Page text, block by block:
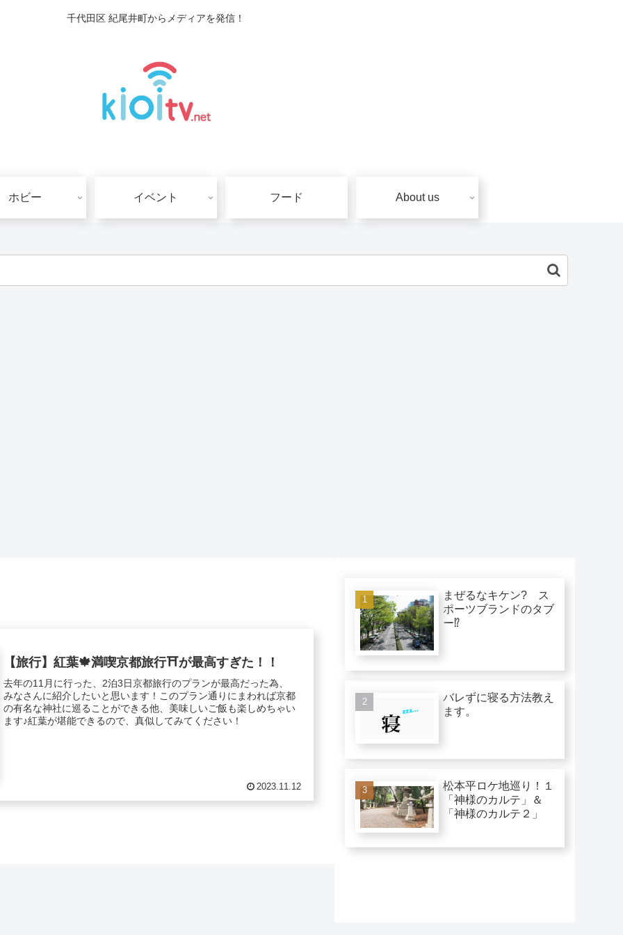
千代田区 紀尾井町からメディアを発信！
ホビー イベント フード About us
【旅行】紅葉🍁満喫京都旅行⛩が最高すぎた！！
去年の11月に行った、2泊3日京都旅行のプランが最高だった為、
みなさんに紹介したいと思います！このプラン通りにまわれば京都
の有名な神社に巡ることができる他、美味しいご飯も楽しめちゃい
ます♪紅葉が堪能できるので、真似してみてください！
2023.11.12
まぜるなキケン? ス
ポーツブランドのタブ
ー⁉︎
バレずに寝る方法教え
ます。
松本平ロケ地巡り！１
「神様のカルテ」＆
「神様のカルテ２」